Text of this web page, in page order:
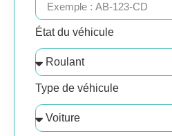
État du véhicule
Type de véhicule